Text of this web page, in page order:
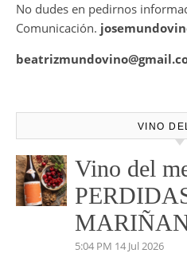
cual te podemos asesorar a la
No dudes en pedirnos
Comunicación.